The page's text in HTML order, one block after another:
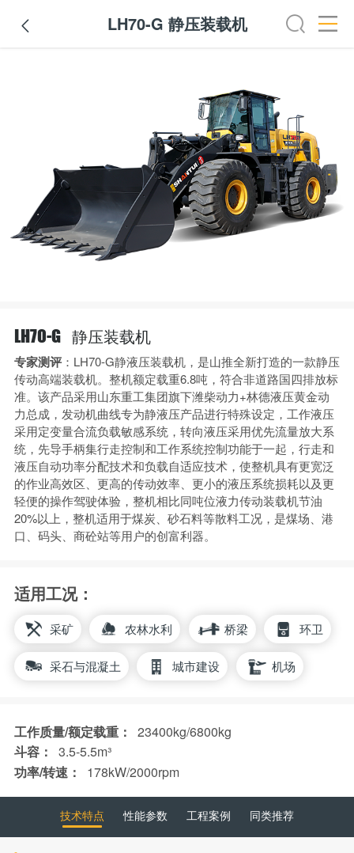
 LH70-G 静压装载机
LH70-G 静压装载机
专家测评：LH70-G静液压装载机，是山推全新打造的一款静压
传动高端装载机。整机额定载重6.8吨，符合非道路国四排放标
准。该产品采用山东重工集团旗下潍柴动力+林德液压黄金动
力总成，发动机曲线专为静液压产品进行特殊设定，工作液压
采用定变量合流负载敏感系统，转向液压采用优先流量放大系
统，先导手柄集行走控制和工作系统控制功能于一起，行走和
液压自动功率分配技术和负载自适应技术，使整机具有更宽泛
的作业高效区、更高的传动效率、更小的液压系统损耗以及更
轻便的操作驾驶体验，整机相比同吨位液力传动装载机节油
20%以上，整机适用于煤炭、砂石料等散料工况，是煤场、港
口、码头、商砼站等用户的创富利器。
适用工况：
采矿 农林水利 桥梁 环卫
采石与混凝土 城市建设 机场
工作质量/额定载重：
23400kg/6800kg
斗容：
3.5-5.5m³
功率/转速：
178kW/2000rpm
技术特点 性能参数 工程案例 同类推荐